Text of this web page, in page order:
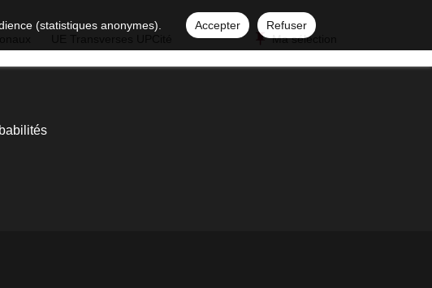
(statistiques anonymes). Accepter
Refuser
Ma sélection